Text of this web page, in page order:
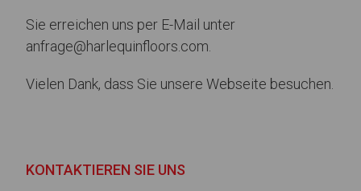
Sie erreichen uns per E-Mail unter
anfrage@harlequinfloors.com.
Vielen Dank, dass Sie unsere Webseite besuchen.
KONTAKTIEREN SIE UNS